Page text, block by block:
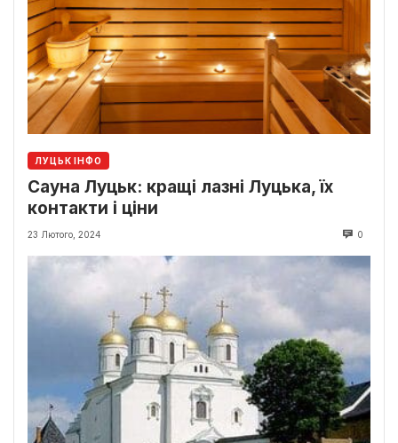
ЛУЦЬК ІНФО
Сауна Луцьк: кращі лазні Луцька, їх
контакти і ціни
23 Лютого, 2024 0